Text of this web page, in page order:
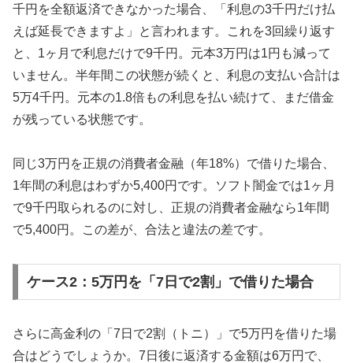
千円を全額返済できなかった場合、「利息の3千円だけ払
えば延長できますよ」と言われます。これを3回繰り返す
と、1ヶ月で利息だけで9千円。元本3万円は1円も減って
いません。半年間この状態が続くと、利息の支払い合計は
5万4千円。元本の1.8倍もの利息を払い続けて、まだ借金
が残っている状態です。
同じ3万円を正規の消費者金融（年18%）で借りた場合、
1年間の利息はわずか5,400円です。ソフト闇金では1ヶ月
で9千円取られるのに対し、正規の消費者金融なら1年間
で5,400円。この差が、合法と違法の差です。
ケース2：5万円を「7日で2割」で借りた場合
さらに高金利の「7日で2割（トニ）」で5万円を借りた場
合はどうでしょうか。7日後に返済する金額は6万円で、